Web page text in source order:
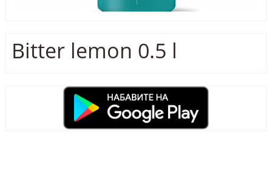
Bitter lemon 0.5 l